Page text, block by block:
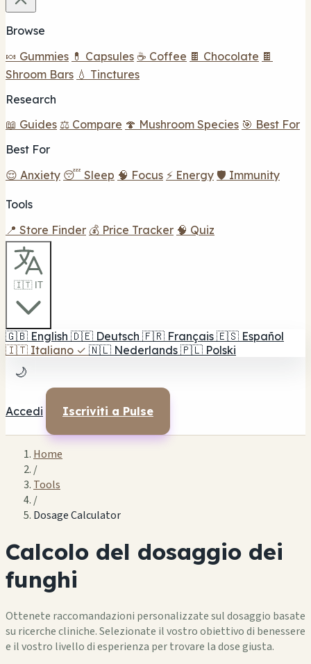
Browse
🍬 Gummies 💊 Capsules ☕ Coffee 🍫 Chocolate 🍫
Shroom Bars 💧 Tinctures
Research
📖 Guides ⚖️ Compare 🍄 Mushroom Species 🎯 Best For
Best For
😌 Anxiety 😴 Sleep 🧠 Focus ⚡ Energy 🛡️ Immunity
Tools
📍 Store Finder 💰 Price Tracker 🧠 Quiz
🇮🇹 IT
🇬🇧 English 🇩🇪 Deutsch 🇫🇷 Français 🇪🇸 Español
🇮🇹 Italiano ✓ 🇳🇱 Nederlands 🇵🇱 Polski
🌙
Accedi Iscriviti a Pulse
Home
/
Tools
/
Dosage Calculator
Calcolo del dosaggio dei
funghi
Ottenete raccomandazioni personalizzate sul dosaggio basate
su ricerche cliniche. Selezionate il vostro obiettivo di benessere
e il vostro livello di esperienza per trovare la dose giusta.